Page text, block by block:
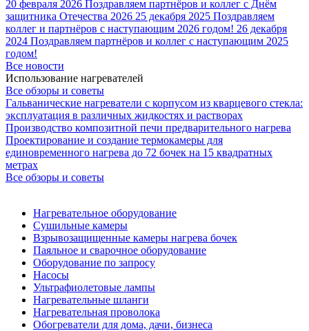
20 февраля 2026 Поздравляем партнёров и коллег с Днём
защитника Отечества 2026 25 декабря 2025 Поздравляем
коллег и партнёров с наступающим 2026 годом! 26 декабря
2024 Поздравляем партнёров и коллег с наступающим 2025
годом!
Все новости
Использование нагревателей
Все обзоры и советы
Гальванические нагреватели с корпусом из кварцевого стекла:
эксплуатация в различных жидкостях и растворах
Производство композитной печи предварительного нагрева
Проектирование и создание термокамеры для
единовременного нагрева до 72 бочек на 15 квадратных
метрах
Все обзоры и советы
Нагревательное оборудование
Сушильные камеры
Взрывозащищенные камеры нагрева бочек
Паяльное и сварочное оборудование
Оборудование по запросу
Насосы
Ультрафиолетовые лампы
Нагревательные шланги
Нагревательная проволока
Обогреватели для дома, дачи, бизнеса